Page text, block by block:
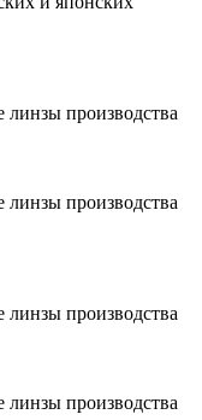
производства
производства
производства
производства